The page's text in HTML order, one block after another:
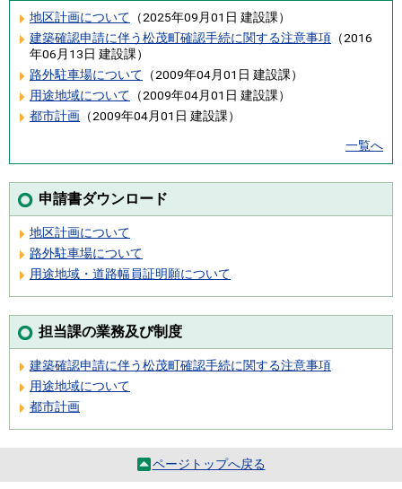
地区計画について （2025年09月01日 建設課）
建築確認申請に伴う松茂町確認手続に関する注意事項 （2016
年06月13日 建設課）
路外駐車場について （2009年04月01日 建設課）
用途地域について （2009年04月01日 建設課）
都市計画 （2009年04月01日 建設課）
一覧へ
申請書ダウンロード
地区計画について
路外駐車場について
用途地域・道路幅員証明願について
担当課の業務及び制度
建築確認申請に伴う松茂町確認手続に関する注意事項
用途地域について
都市計画
ページトップへ戻る